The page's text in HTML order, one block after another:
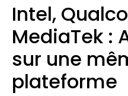
Intel,
MediaTek :
sur une
plateforme